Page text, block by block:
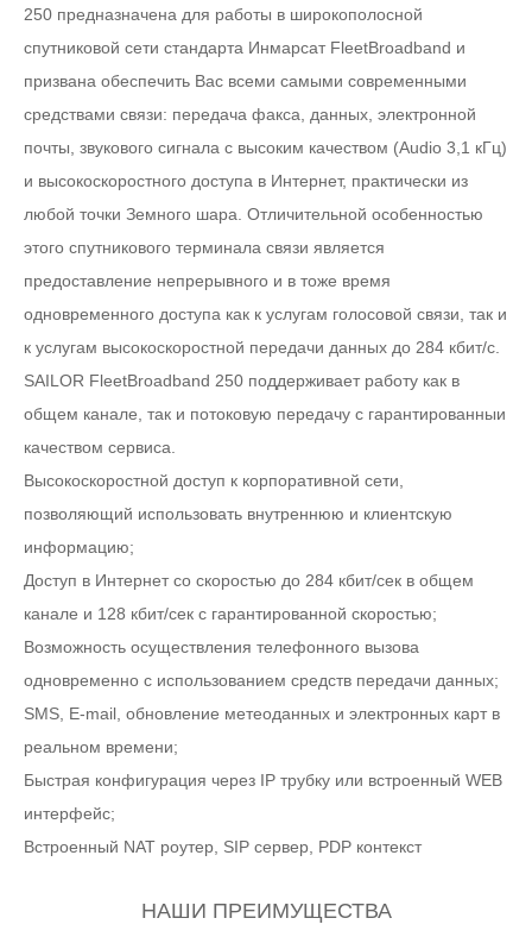
250 предназначена для работы в широкополосной
спутниковой сети стандарта Инмарсат FleetBroadband и
призвана обеспечить Вас всеми самыми современными
средствами связи: передача факса, данных, электронной
почты, звукового сигнала с высоким качеством (Audio 3,1 кГц)
и высокоскоростного доступа в Интернет, практически из
любой точки Земного шара. Отличительной особенностью
этого спутникового терминала связи является
предоставление непрерывного и в тоже время
одновременного доступа как к услугам голосовой связи, так и
к услугам высокоскоростной передачи данных до 284 кбит/с.
SAILOR FleetBroadband 250 поддерживает работу как в
общем канале, так и потоковую передачу с гарантированныи
качеством сервиса.
Высокоскоростной доступ к корпоративной сети,
позволяющий использовать внутреннюю и клиентскую
информацию;
Доступ в Интернет со скоростью до 284 кбит/сек в общем
канале и 128 кбит/сек с гарантированной скоростью;
Возможность осуществления телефонного вызова
одновременно с использованием средств передачи данных;
SMS, E-mail, обновление метеоданных и электронных карт в
реальном времени;
Быстрая конфигурация через IP трубку или встроенный WEB
интерфейс;
Встроенный NAT роутер, SIP сервер, PDP контекст
НАШИ ПРЕИМУЩЕСТВА